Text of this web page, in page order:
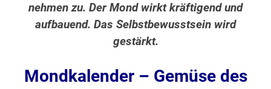
nehmen zu. Der Mond wirkt kräftigend und
aufbauend. Das Selbstbewusstsein wird
gestärkt.
Mondkalender – Gemüse des